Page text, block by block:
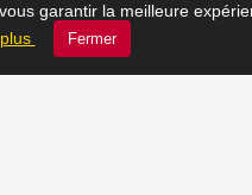
garantir la meilleure
Fermer